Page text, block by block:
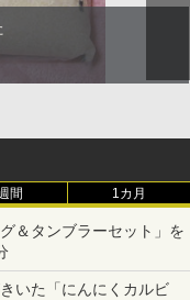
間 1カ月
＆タンブラーセット」を
いた「にんにくカルビ